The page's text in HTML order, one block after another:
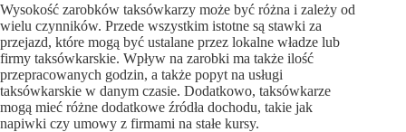
Wysokość zarobków taksówkarzy może być różna i zależy od
wielu czynników. Przede wszystkim istotne są stawki za
przejazd, które mogą być ustalane przez lokalne władze lub
firmy taksówkarskie. Wpływ na zarobki ma także ilość
przepracowanych godzin, a także popyt na usługi
taksówkarskie w danym czasie. Dodatkowo, taksówkarze
mogą mieć różne dodatkowe źródła dochodu, takie jak
napiwki czy umowy z firmami na stałe kursy.